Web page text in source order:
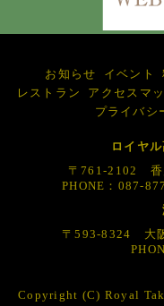
お知らせ イベント
レストラン
アクセスマ
プライバシ
ロイヤ
〒761-2102 香
PHONE：087-
〒593-8324 大
Copyright (C) Royal